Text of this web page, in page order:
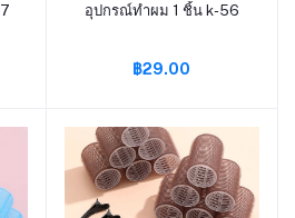
k-57 หยิบใส่ตะกร้า
อุปกรณ์ทำผม 1 ชิ้น k-56
฿29.00